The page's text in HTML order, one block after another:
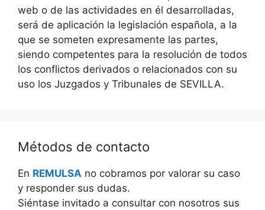
web o de las actividades en él desarrolladas,
será de aplicación la legislación española, a la
que se someten expresamente las partes,
siendo competentes para la resolución de todos
los conflictos derivados o relacionados con su
uso los Juzgados y Tribunales de SEVILLA.
Métodos de contacto
En REMULSA no cobramos por valorar su caso
y responder sus dudas.
Siéntase invitado a consultar con nosotros sus